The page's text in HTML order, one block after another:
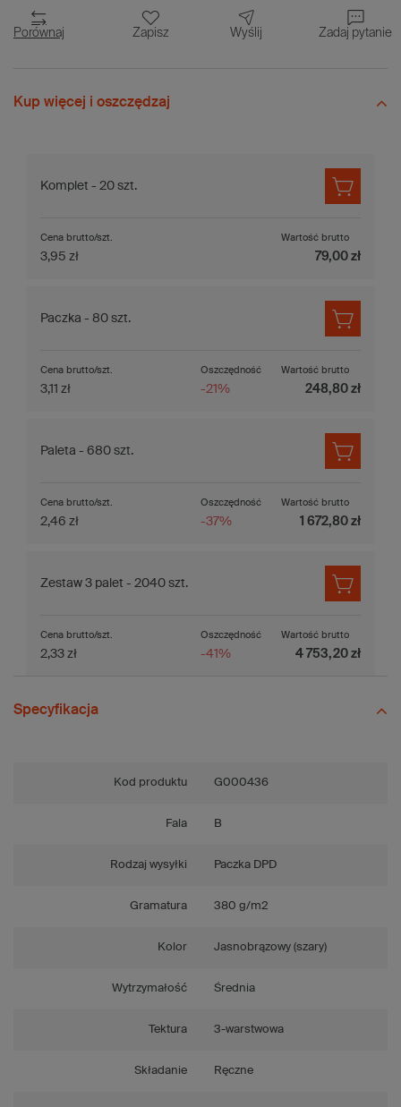
Porównaj Zapisz Wyślij Zadaj pytanie
Kup więcej i oszczędzaj
Komplet - 20 szt.
Cena brutto/szt.
3,95 zł
Wartość brutto
79,00 zł
Paczka - 80 szt.
Oszczędność
-21%
Cena brutto/szt.
3,11 zł
Wartość brutto
248,80 zł
Paleta - 680 szt.
Oszczędność
-37%
Cena brutto/szt.
2,46 zł
Wartość brutto
1 672,80 zł
Zestaw 3 palet - 2040 szt.
Oszczędność
-41%
Cena brutto/szt.
2,33 zł
Wartość brutto
4 753,20 zł
Specyfikacja
Kod produktu G000436
Fala B
Rodzaj wysyłki Paczka DPD
Gramatura 380 g/m2
Kolor Jasnobrązowy (szary)
Wytrzymałość Średnia
Tektura 3-warstwowa
Składanie Ręczne